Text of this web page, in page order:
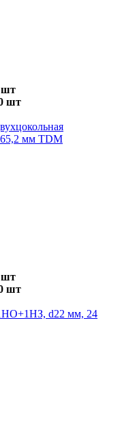
шт
шт
мм TDM
шт
шт
d22 мм, 24